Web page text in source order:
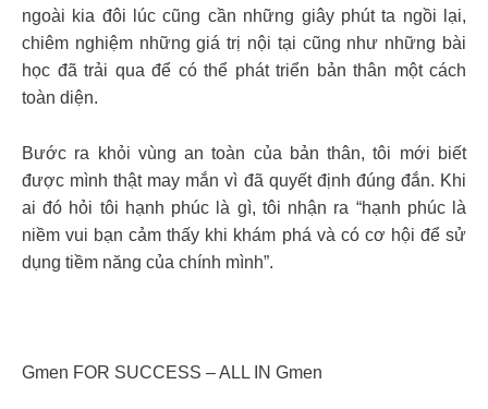
ngoài kia đôi lúc cũng cần những giây phút ta ngồi lại,
chiêm nghiệm những giá trị nội tại cũng như những bài
học đã trải qua để có thể phát triển bản thân một cách
toàn diện.
Bước ra khỏi vùng an toàn của bản thân, tôi mới biết
được mình thật may mắn vì đã quyết định đúng đắn. Khi
ai đó hỏi tôi hạnh phúc là gì, tôi nhận ra “hạnh phúc là
niềm vui bạn cảm thấy khi khám phá và có cơ hội để sử
dụng tiềm năng của chính mình”.
Gmen FOR SUCCESS – ALL IN Gmen